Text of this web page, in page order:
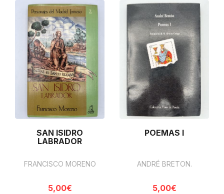
SAN ISIDRO
LABRADOR
FRANCISCO MORENO
5,00€
POEMAS I
ANDRÉ BRETON.
5,00€